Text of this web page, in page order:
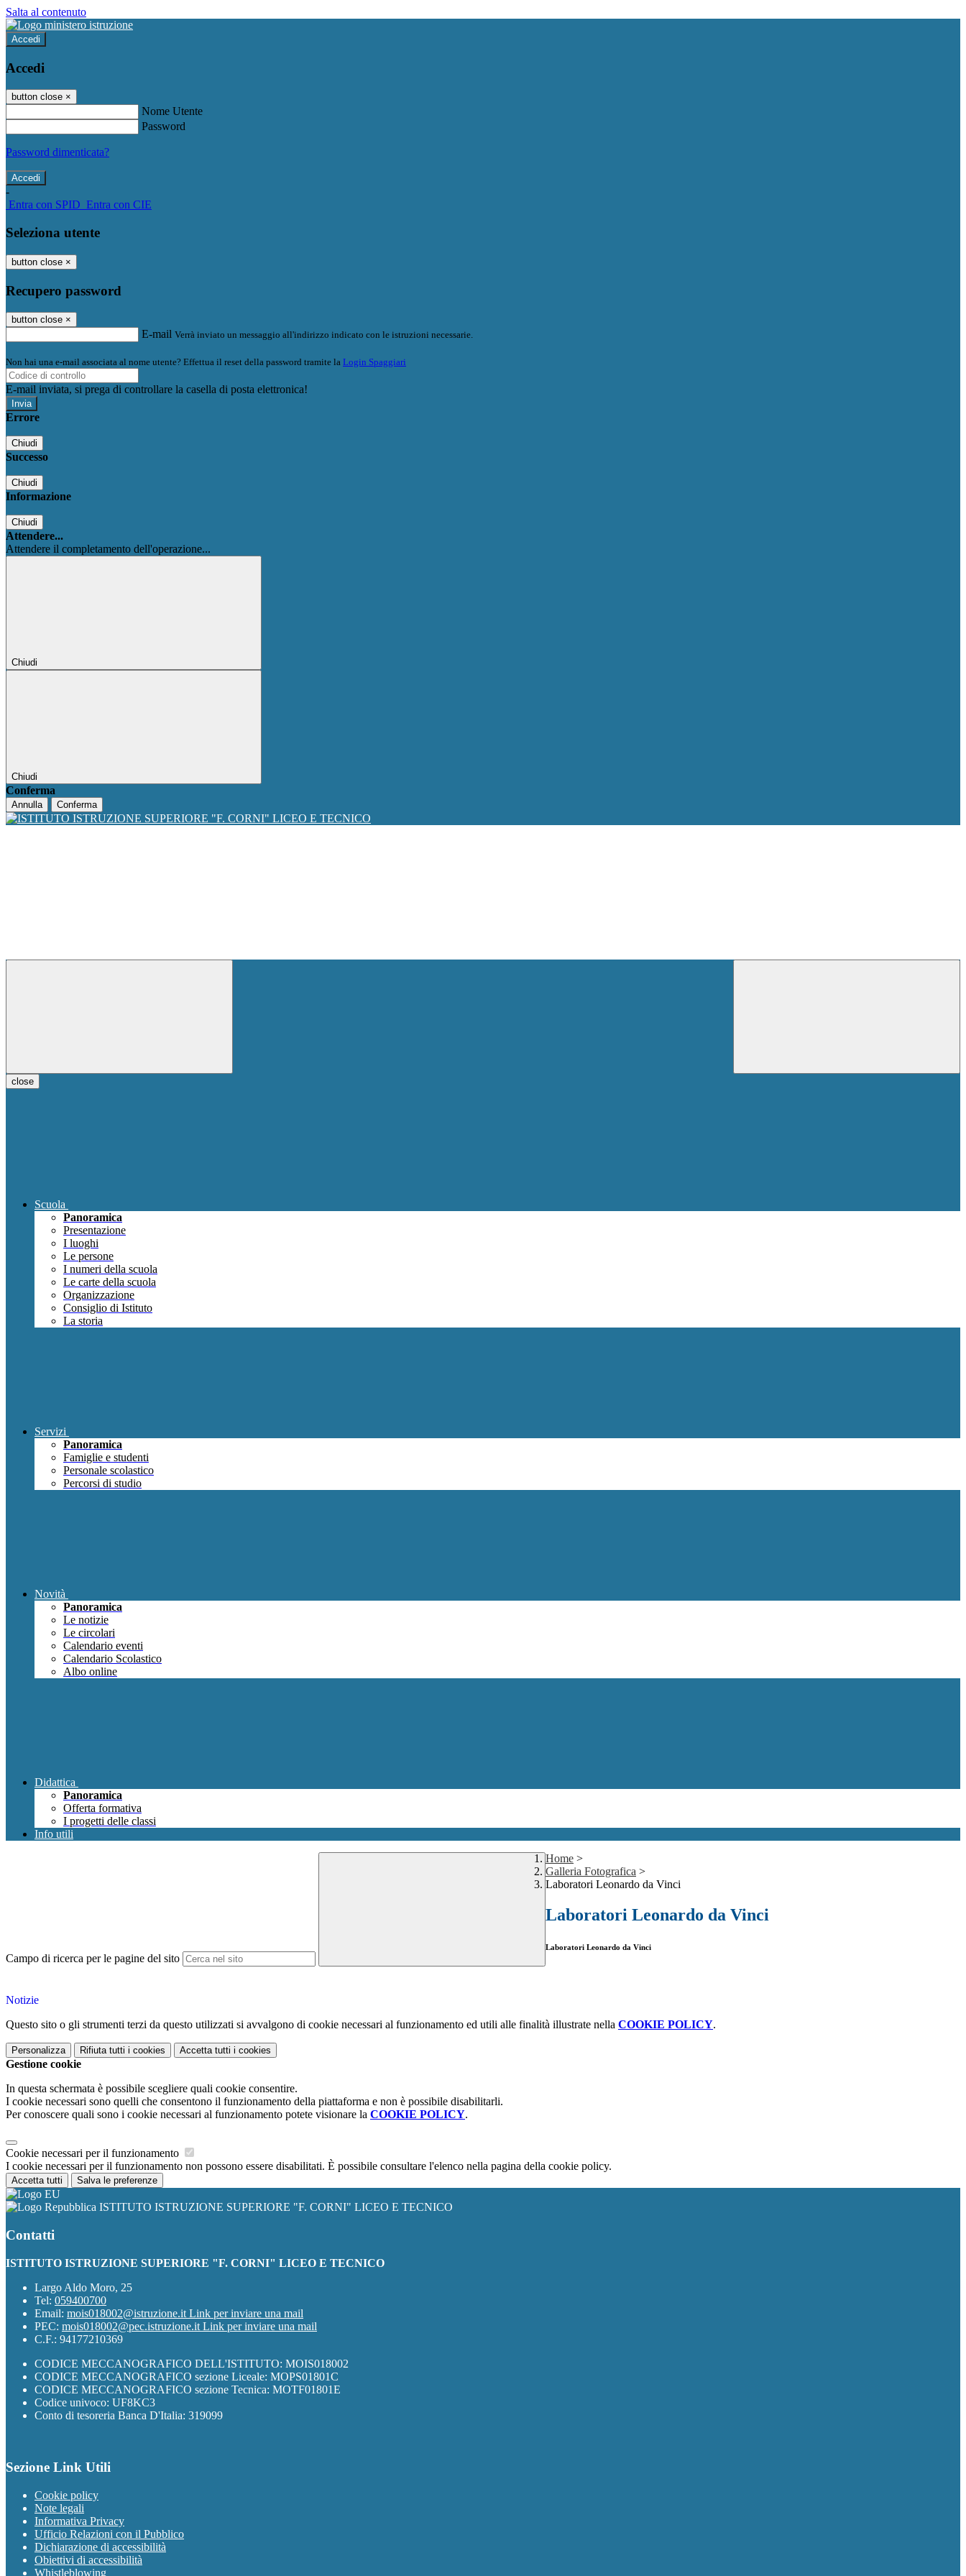
Salta al contenuto
Accedi
Accedi
button close ×
Nome Utente
Password
Password dimenticata?
-
Entra con SPID Entra con CIE
Seleziona utente
button close ×
Recupero password
button close ×
E-mail Verrà inviato un messaggio all'indirizzo indicato con le istruzioni necessarie.
Non hai una e-mail associata al nome utente? Effettua il reset della password tramite la Login Spaggiari
E-mail inviata, si prega di controllare la casella di posta elettronica!
Errore
Chiudi
Successo
Chiudi
Informazione
Chiudi
Attendere...
Attendere il completamento dell'operazione...
Chiudi
Chiudi
Conferma
Annulla Conferma
close
Scuola
Panoramica
Presentazione
I luoghi
Le persone
I numeri della scuola
Le carte della scuola
Organizzazione
Consiglio di Istituto
La storia
Servizi
Panoramica
Famiglie e studenti
Personale scolastico
Percorsi di studio
Novità
Panoramica
Le notizie
Le circolari
Calendario eventi
Calendario Scolastico
Albo online
Didattica
Panoramica
Offerta formativa
I progetti delle classi
Info utili
Campo di ricerca per le pagine del sito
Home >
Galleria Fotografica >
Laboratori Leonardo da Vinci
Laboratori Leonardo da Vinci
Laboratori Leonardo da Vinci
Notizie
Questo sito o gli strumenti terzi da questo utilizzati si avvalgono di cookie necessari al funzionamento ed utili alle finalità illustrate nella COOKIE POLICY.
Personalizza Rifiuta tutti i cookies Accetta tutti i cookies
Gestione cookie
In questa schermata è possibile scegliere quali cookie consentire.
I cookie necessari sono quelli che consentono il funzionamento della piattaforma e non è possibile disabilitarli.
Per conoscere quali sono i cookie necessari al funzionamento potete visionare la COOKIE POLICY.
Cookie necessari per il funzionamento
I cookie necessari per il funzionamento non possono essere disabilitati. È possibile consultare l'elenco nella pagina della cookie policy.
Accetta tutti Salva le preferenze
ISTITUTO ISTRUZIONE SUPERIORE "F. CORNI" LICEO E TECNICO
Contatti
ISTITUTO ISTRUZIONE SUPERIORE "F. CORNI" LICEO E TECNICO
Largo Aldo Moro, 25
Tel: 059400700
Email: mois018002@istruzione.it Link per inviare una mail
PEC: mois018002@pec.istruzione.it Link per inviare una mail
C.F.: 94177210369
CODICE MECCANOGRAFICO DELL'ISTITUTO: MOIS018002
CODICE MECCANOGRAFICO sezione Liceale: MOPS01801C
CODICE MECCANOGRAFICO sezione Tecnica: MOTF01801E
Codice univoco: UF8KC3
Conto di tesoreria Banca D'Italia: 319099
Sezione Link Utili
Cookie policy
Note legali
Informativa Privacy
Ufficio Relazioni con il Pubblico
Dichiarazione di accessibilità
Obiettivi di accessibilità
Whistleblowing